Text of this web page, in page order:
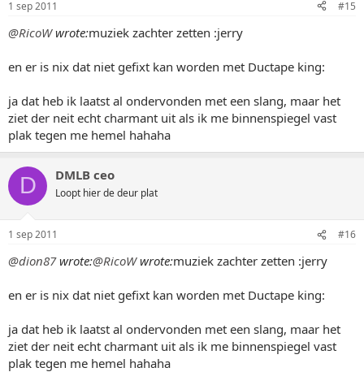
1 sep 2011 #15
@RicoWwrote:muziek zachter zetten :jerry
en er is nix dat niet gefixt kan worden met Ductape king:
ja dat heb ik laatst al ondervonden met een slang, maar het
ziet der neit echt charmant uit als ik me binnenspiegel vast
plak tegen me hemel hahaha
D DMLB ceo
Loopt hier de deur plat
1 sep 2011 #16
@dion87wrote:@RicoWwrote:muziek zachter zetten :jerry
en er is nix dat niet gefixt kan worden met Ductape king:
ja dat heb ik laatst al ondervonden met een slang, maar het
ziet der neit echt charmant uit als ik me binnenspiegel vast
plak tegen me hemel hahaha